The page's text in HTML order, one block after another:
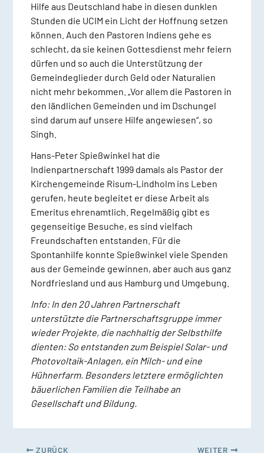
Hilfe aus Deutschland habe in diesen dunklen
Stunden die UCIM ein Licht der Hoffnung setzen
können. Auch den Pastoren Indiens gehe es
schlecht, da sie keinen Gottesdienst mehr feiern
dürfen und so auch die Unterstützung der
Gemeindeglieder durch Geld oder Naturalien
nicht mehr bekommen. „Vor allem die Pastoren in
den ländlichen Gemeinden und im Dschungel
sind darum auf unsere Hilfe angewiesen“, so
Singh.
Hans-Peter Spießwinkel hat die
Indienpartnerschaft 1999 damals als Pastor der
Kirchengemeinde Risum-Lindholm ins Leben
gerufen, heute begleitet er diese Arbeit als
Emeritus ehrenamtlich. Regelmäßig gibt es
gegenseitige Besuche, es sind vielfach
Freundschaften entstanden. Für die
Spontanhilfe konnte Spießwinkel viele Spenden
aus der Gemeinde gewinnen, aber auch aus ganz
Nordfriesland und aus Hamburg und Umgebung.
Info: In den 20 Jahren Partnerschaft
unterstützte die Partnerschaftsgruppe immer
wieder Projekte, die nachhaltig der Selbsthilfe
dienten: So entstanden zum Beispiel Solar- und
Photovoltaik-Anlagen, ein Milch- und eine
Hühnerfarm. Besonders letztere ermöglichten
bäuerlichen Familien die Teilhabe an
Gesellschaft und Bildung.
ZURÜCK WEITER